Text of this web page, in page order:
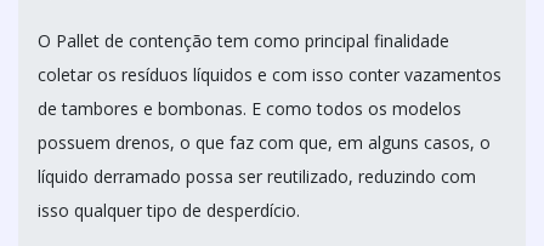
O Pallet de contenção tem como principal finalidade
coletar os resíduos líquidos e com isso conter vazamentos
de tambores e bombonas. E como todos os modelos
possuem drenos, o que faz com que, em alguns casos, o
líquido derramado possa ser reutilizado, reduzindo com
isso qualquer tipo de desperdício.